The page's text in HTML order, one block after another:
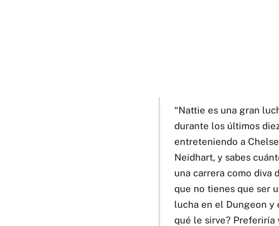
“Nattie es una gran
durante los últimos
entreteniendo a
Neidhart, y sabes
una carrera como diva
que no tienes que ser
lucha en el Dungeon y
qué le sirve? Preferiría